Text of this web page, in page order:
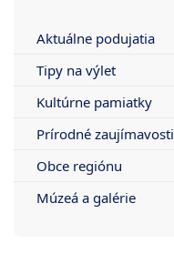
Aktuálne podujatia
Tipy na výlet
Kultúrne pamiatky
Prírodné zaujímavosti
Obce regiónu
Múzeá a galérie